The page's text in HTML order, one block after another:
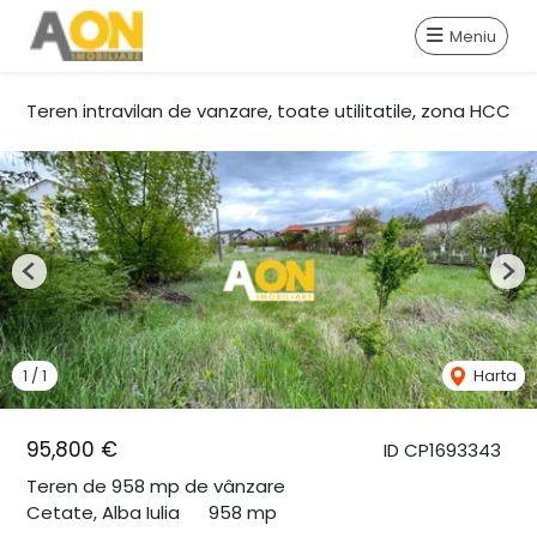
Meniu
Teren intravilan de vanzare, toate utilitatile, zona HCC
ID CP1693343
95,800 €
Teren de 958 mp de vânzare
Cetate, Alba Iulia
958 mp
1 /1 Harta
Previous